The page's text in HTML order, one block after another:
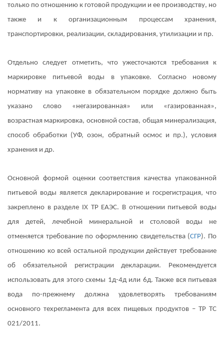
только по отношению к готовой продукции и ее производству, но
также и к организационным процессам хранения,
транспортировки, реализации, складирования, утилизации и пр.
Отдельно следует отметить, что ужесточаются требования к
маркировке питьевой воды в упаковке. Согласно новому
нормативу на упаковке в обязательном порядке должно быть
указано слово «негазированная» или «газированная»,
возрастная маркировка, основной состав, общая минерализация,
способ обработки (УФ, озон, обратный осмос и пр.), условия
хранения и др.
Основной формой оценки соответствия качества упакованной
питьевой воды является декларирование и госрегистрация, что
закреплено в разделе IX ТР ЕАЭС. В отношении питьевой воды
для детей, лечебной минеральной и столовой воды не
отменяется требование по оформлению свидетельства (СГР). По
отношению ко всей остальной продукции действует требование
об обязательной регистрации декларации. Рекомендуется
использовать для этого схемы 1д-4д или 6д. Также вся питьевая
вода по-прежнему должна удовлетворять требованиям
основного техрегламента для всех пищевых продуктов – ТР ТС
021/2011.